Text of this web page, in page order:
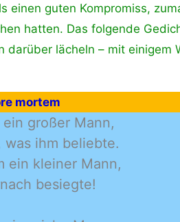
einen guten Kompromiss,
hatten. Das folgende
darüber lächeln – mit einigem
mortem
großer Mann,
was ihm beliebte.
ein kleiner Mann,
besiegte!